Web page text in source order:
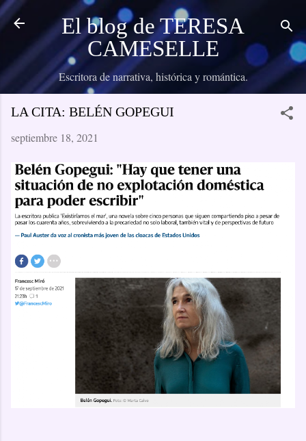
Ir al contenido principal
El blog de TERESA
CAMESELLE
Escritora de narrativa, histórica y romántica.
LA CITA: BELÉN GOPEGUI
septiembre 18, 2021